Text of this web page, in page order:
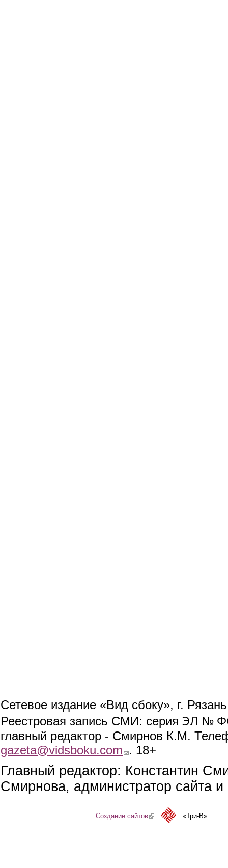
Сетевое издание «Вид сбоку», г.
Реестровая запись СМИ: серия ЭЛ №
главный редактор - Смирнов К.М.
gazeta@vidsboku.com (link sends e-mail)
. 18+
Главный редактор: Константин
Смирнова, администратор сайта
Создание сайтов(link is external)«Три-В»